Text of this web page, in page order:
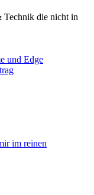
Technik die nicht in
und Edge
im reinen